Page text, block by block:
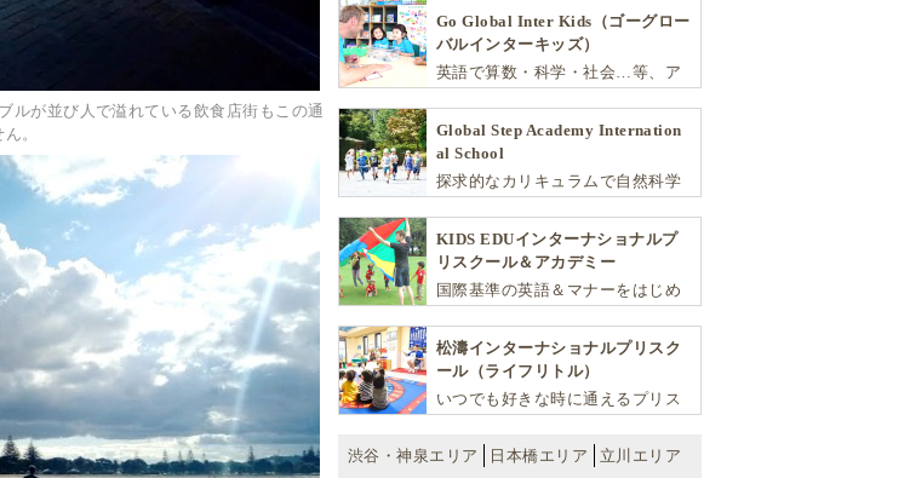
ルが並び人で溢れている飲食店街もこの通
。
ラムとバイリンガル保育で子供達
の『生きる力』を育てます。
Go Global Inter Kids（ゴーグロー
バルインターキッズ）
英語で算数・科学・社会…等、ア
達を育む少人数制のプリスクール
です。
Global Step Academy Internation
al School
探求的なカリキュラムで自然科学
非認知能力を育てるインターナシ
ョナル・プリスクールです。
KIDS EDUインターナショナルプ
リスクール＆アカデミー
国際基準の英語＆マナーをはじめ
としての多様な資質を育む「KIDS
EDU（キッズ・エデュ）」は幼児
から小学生まで一貫して学べる充
実のカリキュラムが魅力です
松濤インターナショナルプリスク
ール（ライフリトル）
いつでも好きな時に通えるプリス
性を尊重し、想像力豊かな感性、
自ら進んで学ぶこと、考える力を
渋谷・神泉エリア 日本橋エリア
立川エリア